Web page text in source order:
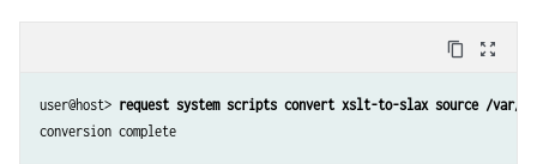
content_copy zoom_out_map
user@host> request system scripts convert xslt-to-slax source /
conversion complete